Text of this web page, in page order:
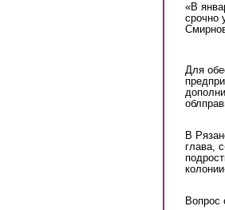
«В
срочно
Для
В
глава,
Вопрос